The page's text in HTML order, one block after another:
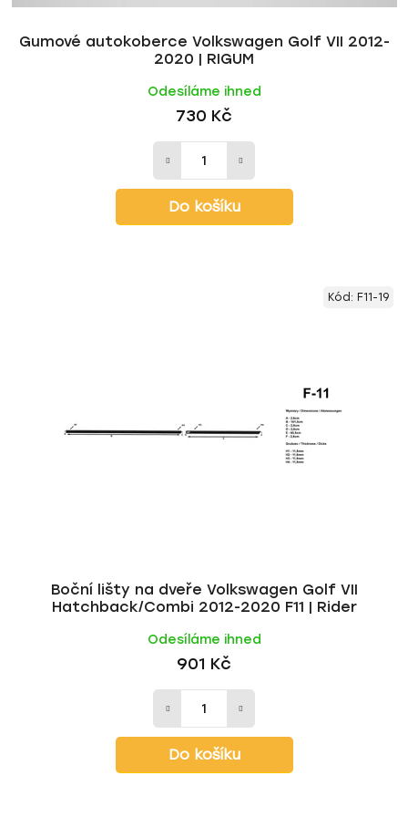
Gumové autokoberce Volkswagen Golf VII 2012-
2020 | RIGUM
Odesíláme ihned
730 Kč
Do košíku
Boční lišty na dveře Volkswagen Golf VII
Hatchback/Combi 2012-2020 F11 | Rider
Odesíláme ihned
901 Kč
Do košíku
Kód: F11-19